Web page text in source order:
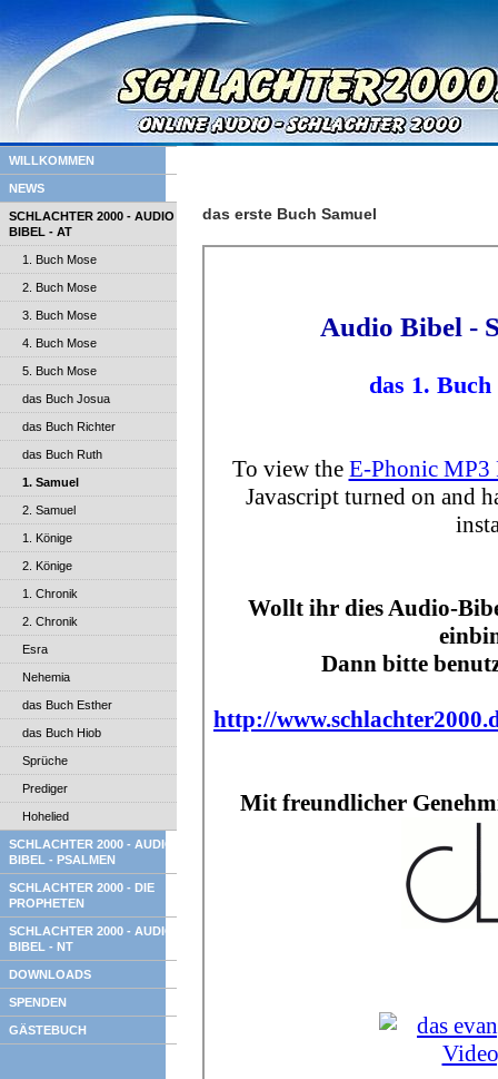
WILLKOMMEN
NEWS
SCHLACHTER 2000 - AUDIO
BIBEL - AT
1. Buch Mose
2. Buch Mose
3. Buch Mose
4. Buch Mose
5. Buch Mose
das Buch Josua
das Buch Richter
das Buch Ruth
1. Samuel
2. Samuel
1. Könige
2. Könige
1. Chronik
2. Chronik
Esra
Nehemia
das Buch Esther
das Buch Hiob
Sprüche
Prediger
Hohelied
SCHLACHTER 2000 - AUDIO
BIBEL - PSALMEN
SCHLACHTER 2000 - DIE
PROPHETEN
SCHLACHTER 2000 - AUDIO
BIBEL - NT
DOWNLOADS
SPENDEN
GÄSTEBUCH
das erste Buch Samuel